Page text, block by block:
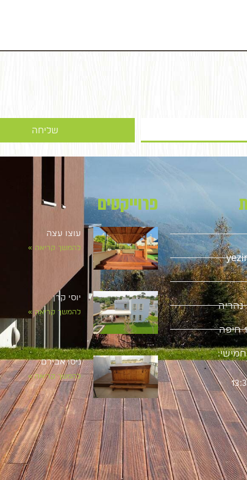
שליחה
חמישי:
פרוייקטים
עוצו עצה
להמשך קריאה »
יוסי קרן
להמשך קריאה »
ניסו אבירם
להמשך קריאה »